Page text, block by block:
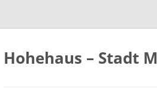
Zum
springen
Hohehaus – Stadt